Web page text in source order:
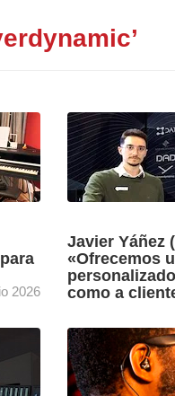
2026
a
Javier Yáñez
«Ofrecemos
como a
Soundware
Manager, Javier
videoentrevista
Systems Europe
novedades ...